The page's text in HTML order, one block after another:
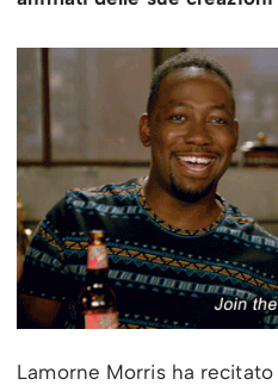
Lamorne Morris ha